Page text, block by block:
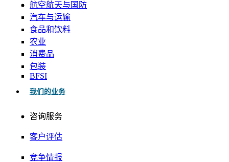
航空航天与国防
汽车与运输
食品和饮料
农业
消费品
包装
BFSI
我们的业务
咨询服务
客户评估
竞争情报